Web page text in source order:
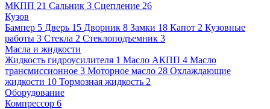
МКПП 21 Сальник 3 Сцепление 26
Кузов
Бампер 5 Дверь 15 Дворник 8 Замки 18 Капот 2 Кузовные
работы 3 Стекла 2 Стеклоподъемник 3
Масла и жидкости
Жидкость гидроусилителя 1 Масло АКПП 4 Масло
трансмиссионное 3 Моторное масло 28 Охлаждающие
жидкости 10 Тормозная жидкость 2
Оборудование
Компрессор 6